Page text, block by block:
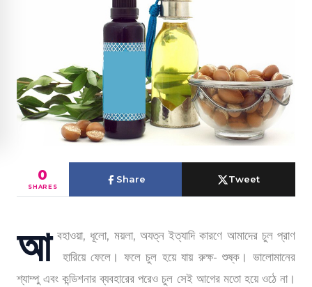
0
SHARES
Share Tweet
আ বহাওয়া, ধূলো, ময়লা, অযত্ন ইত্যাদি কারণে আমাদের চুল প্রাণ
হারিয়ে ফেলে। ফলে চুল হয়ে যায় রুক্ষ- শুষ্ক। ভালোমানের
শ্যাম্পু এবং কন্ডিশনার ব্যবহারের পরেও চুল সেই আগের মতো হয়ে ওঠে না।